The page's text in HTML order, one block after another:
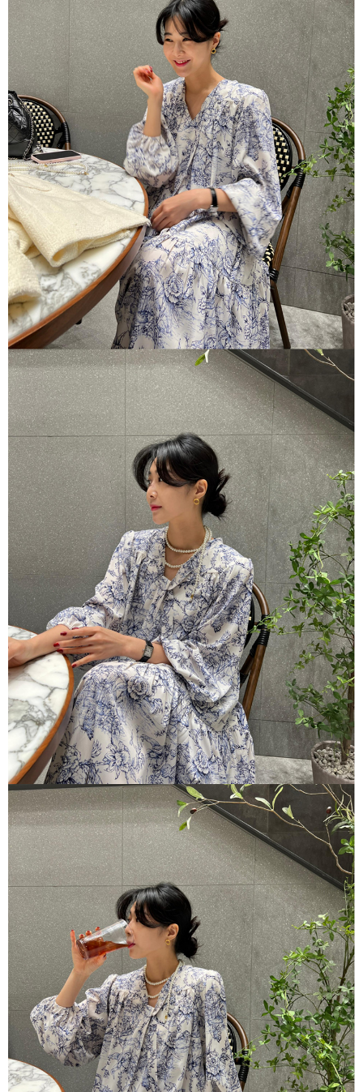
１．於結帳方式選擇「AFTEE先享後付」後，將跳轉至「AFTEE先享後付」
結帳頁面，進行簡訊認證並確認金額後，即可完成結帳。
２．訂單成立數日內，您將收到繳費通知簡訊。
３．收到繳費通知簡訊後14天內，點擊此簡訊中的連結，可透過四大超商／
ATM／網路銀行／等多元方式進行付款，方視為交易完成。
※ 請注意：結帳手續完成當下不需立刻繳費，但若您需要取消訂單，請聯絡
購買商品的店家。未經商家同意取消之訂單仍視為有效，需透過AFTEE先享
後付繳納相關費用。
※ 交易是否成功請以「AFTEE先享後付 」之結帳頁面顯示為準，若有關於
是否繳費成功／繳費後需取消欲退款等相關疑問，請聯繫「AFTEE先享後付
客戶支援中心」https://netprotections.freshdesk.com/support/home
【注意事項】
１．透過由恩沛科技股份有限公司提供之「AFTEE先享後付」服務完成之交
易，需依本服務之必要範圍內提供個人資料，並將交易相關給付款項請求債
權轉讓予恩沛科技股份有限公司。
２．關於個人資料處理事宜，請瀏覽以下網址：
https://aftee.tw/terms/#terms3
３．未成年的使用者請事先徵得法定代理人或監護人之同意方可使用
「AFTEE先享後付」，若未經同意申辦者引起之損失，本公司不負相關責
任。
４．使用「AFTEE先享後付」時，將依據個別帳號之用戶狀況，依本公司即
時審查核予不同之上限額度；若仍有額度不足之情形，本公司將視審查結果
請求用戶進行身份認證。
５．嚴禁一人註冊多個帳號或使用他人資訊註冊。若發現惡意使用之情形，
恩沛科技股份有限公司將有權停止該用戶之使用額度並採取法律行動。
付款後全家取貨
每筆NT$80，滿NT$1,500(含以上)免運費
萊爾富取貨付款
每筆NT$80，滿NT$1,500(含以上)免運費
付款後萊爾富取貨
每筆NT$80，滿NT$1,500(含以上)免運費
離島取貨加價40
每筆NT$80，滿NT$1,500(含以上)免運費
付款後7-11取貨
每筆NT$80，滿NT$1,500(含以上)免運費
宅配
每筆NT$100，滿NT$1,500(含以上)免運費
海外宅配 查看運費